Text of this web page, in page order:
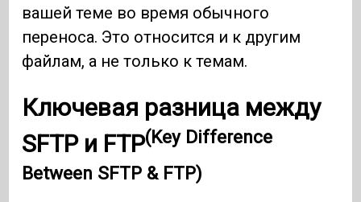
вашей теме во время обычного
переноса. Это относится и к другим
файлам, а не только к темам.
Ключевая разница между
SFTP и FTP(Key Difference
Between SFTP & FTP)